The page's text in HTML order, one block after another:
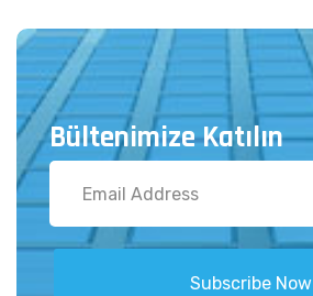
Bültenimize Katılın
Subscribe Now